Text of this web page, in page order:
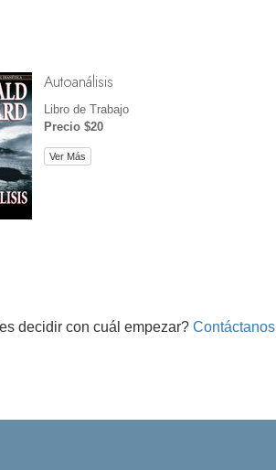
Autoanálisis
Libro de Trabajo
Precio $20
Ver Más
decidir con cuál empezar? Contáctanos